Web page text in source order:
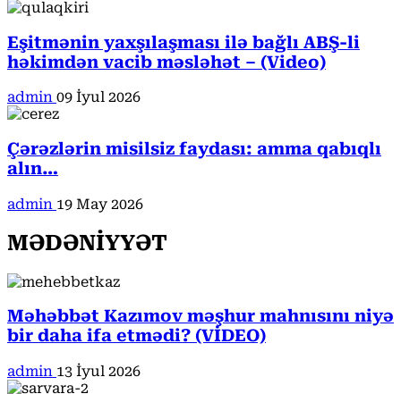
Eşitmənin yaxşılaşması ilə bağlı ABŞ-li
həkimdən vacib məsləhət – (Video)
admin 09 İyul 2026
Çərəzlərin misilsiz faydası: amma qabıqlı
alın…
admin 19 May 2026
MƏDƏNİYYƏT
Məhəbbət Kazımov məşhur mahnısını niyə
bir daha ifa etmədi? (VİDEO)
admin 13 İyul 2026